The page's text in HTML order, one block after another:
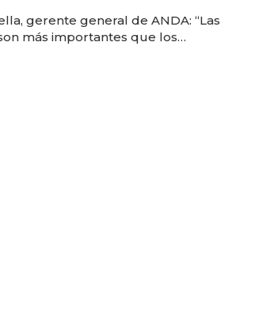
gerente general de ANDA: “Las
más importantes que los